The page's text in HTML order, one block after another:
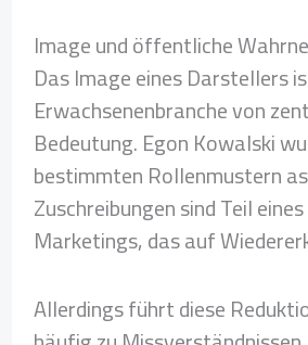
Image und öffentliche
Das Image eines Darstellers
Erwachsenenbranche von
Bedeutung. Egon Kowalski
bestimmten Rollenmustern
Zuschreibungen sind Teil
Marketings, das auf
Allerdings führt diese